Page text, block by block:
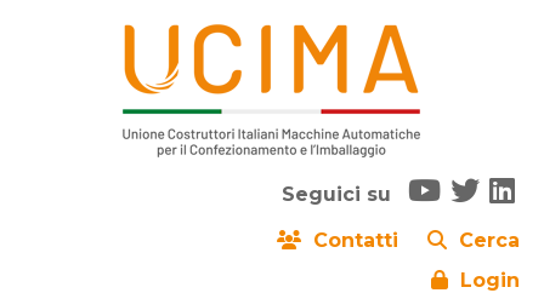
Seguici su
Contatti
Cerca
Login